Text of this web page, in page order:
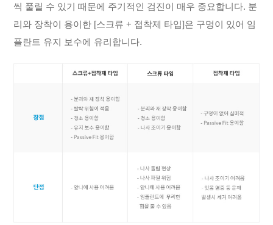
씩 풀릴 수 있기 때문에 주기적인 검진이 매우 중요합니다. 분
리와 장착이 용이한 [스크류 + 접착제 타입]은 구멍이 있어 임
플란트 유지 보수에 유리합니다.